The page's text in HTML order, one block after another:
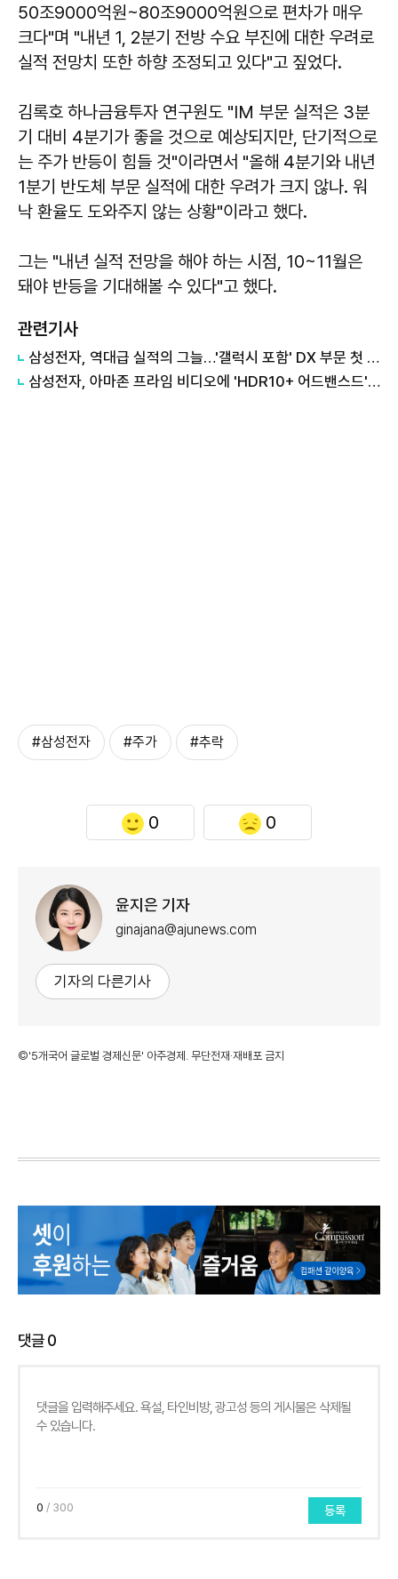
50조9000억원~80조9000억원으로 편차가 매우
크다"며 "내년 1, 2분기 전방 수요 부진에 대한 우려로
실적 전망치 또한 하향 조정되고 있다"고 짚었다.
김록호 하나금융투자 연구원도 "IM 부문 실적은 3분
기 대비 4분기가 좋을 것으로 예상되지만, 단기적으로
는 주가 반등이 힘들 것"이라면서 "올해 4분기와 내년
1분기 반도체 부문 실적에 대한 우려가 크지 않나. 워
낙 환율도 도와주지 않는 상황"이라고 했다.
그는 "내년 실적 전망을 해야 하는 시점, 10~11월은
돼야 반등을 기대해볼 수 있다"고 했다.
관련기사
삼성전자, 역대급 실적의 그늘…'갤럭시 포함' DX 부문 첫 적자
삼성전자, 아마존 프라임 비디오에 'HDR10+ 어드밴스드' 기술 선보여
#삼성전자 #주가 #추락
0 0
윤지은 기자
ginajana@ajunews.com
기자의 다른기사
©'5개국어 글로벌 경제신문' 아주경제. 무단전재·재배포 금지
댓글0
0 / 300 등록